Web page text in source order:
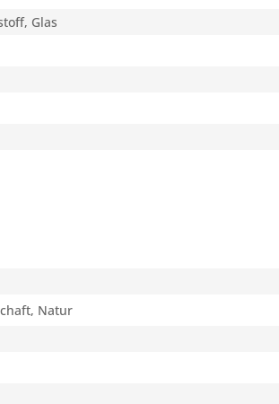
Glas
Natur